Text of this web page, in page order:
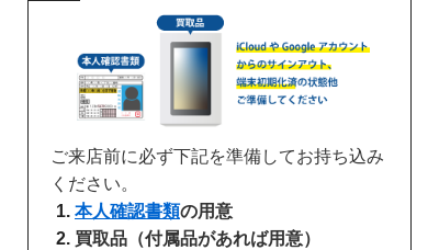
ご来店前に必ず下記を準備してお持ち込み
ください。
本人確認書類の用意
買取品（付属品があれば用意）